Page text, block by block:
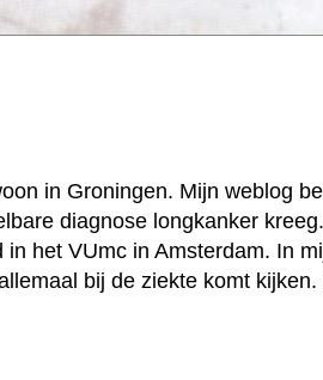
in Groningen. Mijn weblog
diagnose longkanker
het VUmc in Amsterdam. In
bij de ziekte komt